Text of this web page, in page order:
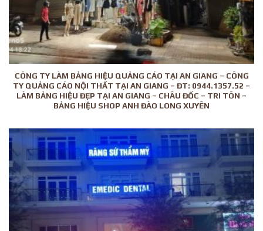
CÔNG TY LÀM BẢNG HIỆU QUẢNG CÁO TẠI AN GIANG – CÔNG
TY QUẢNG CÁO NỘI THẤT TẠI AN GIANG – ĐT: 0944.1357.52 –
LÀM BẢNG HIỆU ĐẸP TẠI AN GIANG – CHÂU ĐỐC – TRI TÔN –
BẢNG HIỆU SHOP ANH ĐÀO LONG XUYÊN